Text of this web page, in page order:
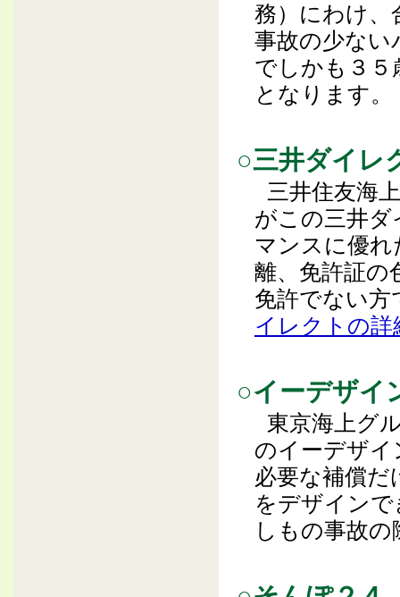
務）にわけ、
事故の少ない
でしかも３５
となります。
○三井ダイレ
三井住友海
がこの三井
マンスに優れ
離、免許証の
免許でない方
イレクトの
○イーデザイ
東京海上グ
のイーデザイ
必要な補償
をデザイン
しもの事故